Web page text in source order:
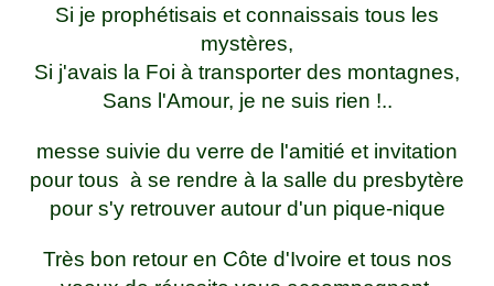
Si je prophétisais et connaissais tous les
mystères,
Si j'avais la Foi à transporter des montagnes,
Sans l'Amour, je ne suis rien !..
messe suivie du verre de l'amitié et invitation
pour tous à se rendre à la salle du presbytère
pour s'y retrouver autour d'un pique-nique
Très bon retour en Côte d'Ivoire et tous nos